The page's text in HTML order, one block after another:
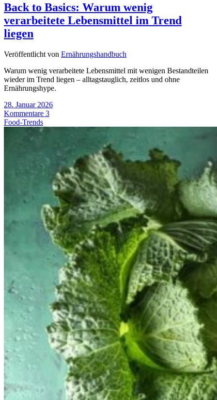
Back to Basics: Warum wenig
verarbeitete Lebensmittel im Trend
liegen
Veröffentlicht von Ernährungshandbuch
Warum wenig verarbeitete Lebensmittel mit wenigen Bestandteilen
wieder im Trend liegen – alltagstauglich, zeitlos und ohne
Ernährungshype.
28. Januar 2026
Kommentare 3
Food-Trends